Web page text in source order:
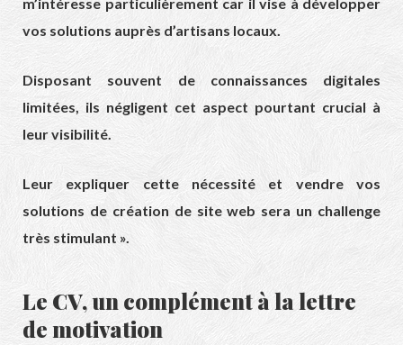
m’intéresse particulièrement car il vise à développer
vos solutions auprès d’artisans locaux.
Disposant souvent de connaissances digitales
limitées, ils négligent cet aspect pourtant crucial à
leur visibilité.
Leur expliquer cette nécessité et vendre vos
solutions de création de site web sera un challenge
très stimulant ».
Le CV, un complément à la lettre
de motivation